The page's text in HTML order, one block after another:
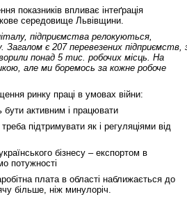
показників впливає інтеґрація
середовище Львівщини.
підприємства релокуються,
Загалом є 207 перевезених підприємств,
понад 5 тис. робочих місць. На
але ми боремось за кожне робоче
ринку праці в умовах війни:
бути активним і працювати
підтримувати як і регуляціями від
бізнесу – експортом в
потужності
плата в області наближається до
більше, ніж минулоріч.